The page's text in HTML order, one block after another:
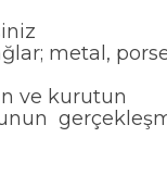
metal,
ve kurutun